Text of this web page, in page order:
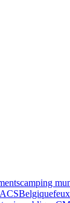
camping
Belgique